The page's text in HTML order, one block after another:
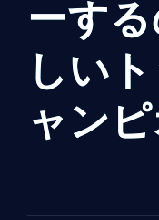
ーす
しい
ャン